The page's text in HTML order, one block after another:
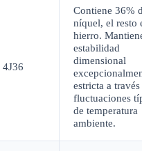
4J36
Contiene 36%
níquel, el resto
hierro.
estabilidad
dimensional
estricta a
fluctuaciones
de temperatura
ambiente.